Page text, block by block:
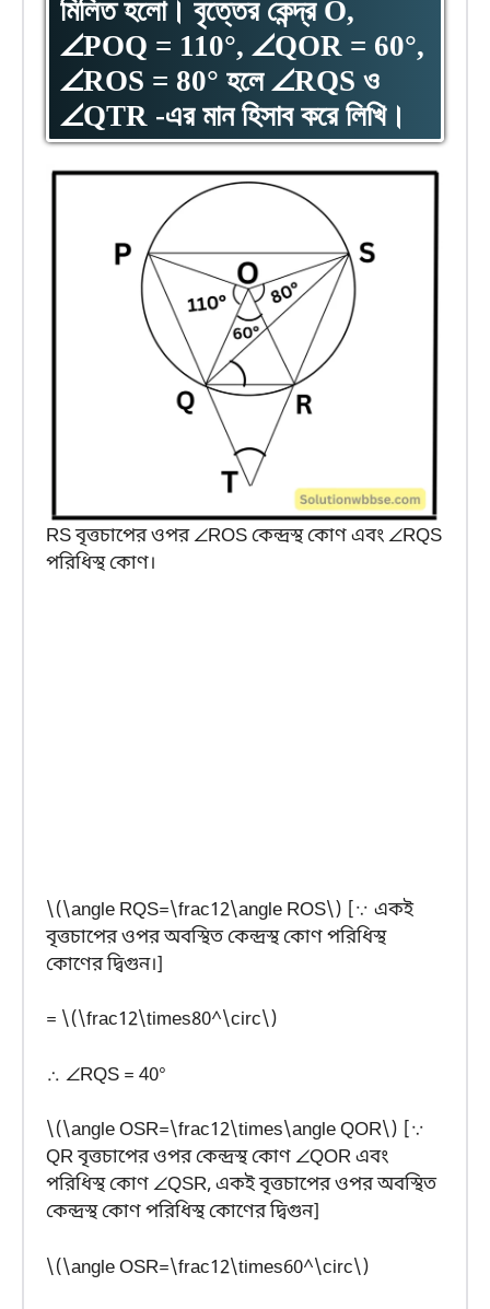
মিলিত হলো। বৃত্তের কেন্দ্র O,
∠POQ = 110°, ∠QOR = 60°,
∠ROS = 80° হলে ∠RQS ও
∠QTR -এর মান হিসাব করে লিখি।
RS বৃত্তচাপের ওপর ∠ROS কেন্দ্রস্থ কোণ এবং ∠RQS
পরিধিস্থ কোণ।
\(\angle RQS=\frac12\angle ROS\) [∵ একই
বৃত্তচাপের ওপর অবস্থিত কেন্দ্রস্থ কোণ পরিধিস্থ
কোণের দ্বিগুন।]
= \(\frac12\times80^\circ\)
∴ ∠RQS = 40°
\(\angle OSR=\frac12\times\angle QOR\) [∵
QR বৃত্তচাপের ওপর কেন্দ্রস্থ কোণ ∠QOR এবং
পরিধিস্থ কোণ ∠QSR, একই বৃত্তচাপের ওপর অবস্থিত
কেন্দ্রস্থ কোণ পরিধিস্থ কোণের দ্বিগুন]
\(\angle OSR=\frac12\times60^\circ\)